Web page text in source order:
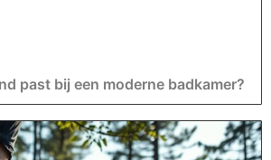
past bij een moderne badkamer?